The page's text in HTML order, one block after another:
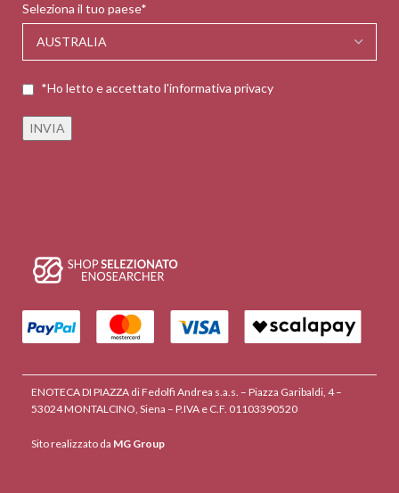
Seleziona il tuo paese*
*Ho letto e accettato l'informativa privacy
ENOTECA DI PIAZZA di Fedolfi Andrea s.a.s. – Piazza Garibaldi, 4 –
53024 MONTALCINO, Siena – P.IVA e C.F. 01103390520
Sito realizzato da MG Group